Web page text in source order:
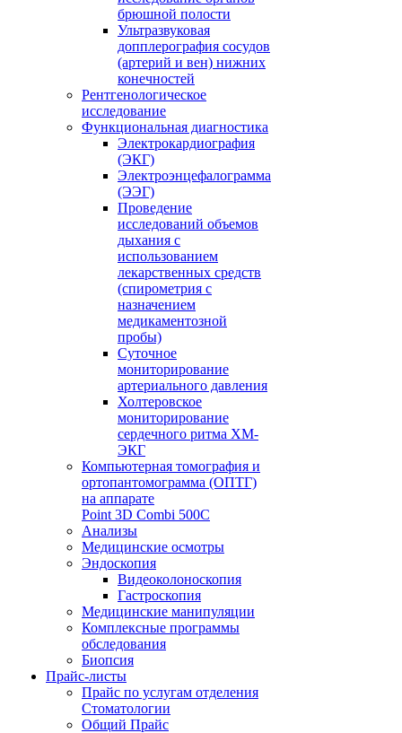
брюшной полости
Ультразвуковая
допплерография сосудов
(артерий и вен) нижних
конечностей
Рентгенологическое
исследование
Функциональная диагностика
Электрокардиография
(ЭКГ)
Электроэнцефалограмма
(ЭЭГ)
Проведение
исследований объемов
дыхания с
использованием
лекарственных средств
(спирометрия с
назначением
медикаментозной
пробы)
Суточное
мониторирование
артериального давления
Холтеровское
мониторирование
сердечного ритма ХМ-
ЭКГ
Компьютерная томография и
ортопантомограмма (ОПТГ)
на аппарате
Point 3D Combi 500C
Анализы
Медицинские осмотры
Эндоскопия
Видеоколоноскопия
Гастроскопия
Медицинские манипуляции
Комплексные программы
обследования
Биопсия
Прайс-листы
Прайс по услугам отделения
Стоматологии
Общий Прайс